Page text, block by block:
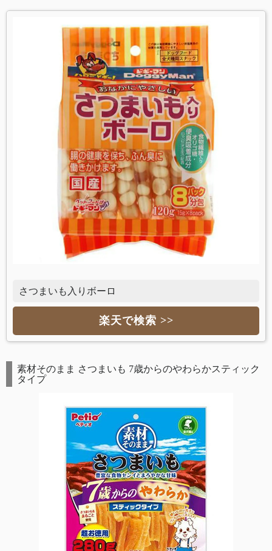
さつまいも入りボーロ
楽天で検索 >>
素材そのまま さつまいも 7歳からのやわらかスティック
タイプ